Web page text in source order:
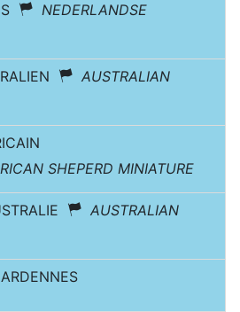
NEDERLANDSE
AUSTRALIAN
SHEPERD MINIATURE
AUSTRALIAN